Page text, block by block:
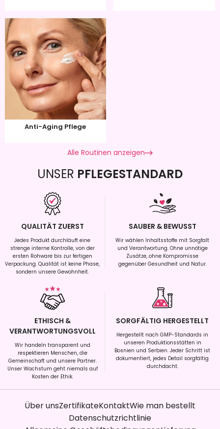
Anti-Aging Pflege
Alle Routinen anzeigen
UNSER PFLEGESTANDARD
QUALITÄT ZUERST
Jedes Produkt durchläuft eine
strenge interne Kontrolle, von der
ersten Rohware bis zur fertigen
Verpackung. Qualität ist keine Phase,
sondern unsere Gewohnheit.
SAUBER & BEWUSST
Wir wählen Inhaltsstoffe mit Sorgfalt
und Verantwortung. Ohne unnötige
Zusätze, ohne Kompromisse
gegenüber Gesundheit und Natur.
ETHISCH &
VERANTWORTUNGSVOLL
Wir handeln transparent und
respektieren Menschen, die
Gemeinschaft und unsere Partner.
Unser Wachstum geht niemals auf
Kosten der Ethik.
SORGFÄLTIG HERGESTELLT
Hergestellt nach GMP-Standards in
unseren Produktionsstätten in
Bosnien und Serbien. Jeder Schritt ist
dokumentiert, jedes Detail sorgfältig
durchdacht.
Über unsZertifikateKontaktWie man bestellt
Datenschutzrichtlinie